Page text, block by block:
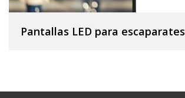
Pantallas LED para escaparates